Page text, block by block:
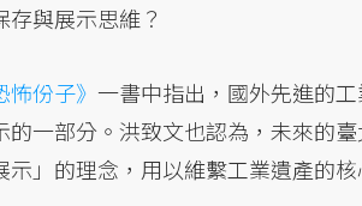
與展示思維？
份子》 一書中指出，國外先進的
一部分。洪致文也認為，未來的
」的理念，用以維繫工業遺產的核